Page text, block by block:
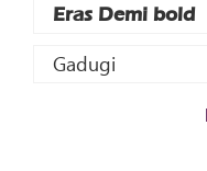
Eras Demi bold
Gadugi